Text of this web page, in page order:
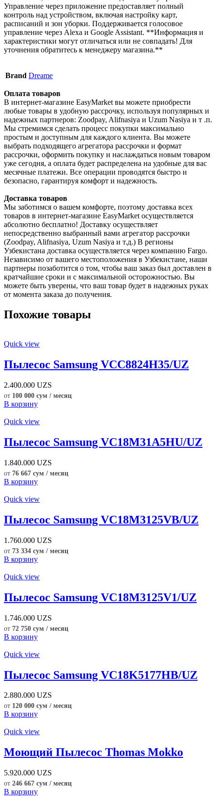
Управление через приложение предоставляет полный
контроль над устройством, включая настройку карт,
расписаний и зон уборки. Поддерживается голосовое
управление через Alexa и Google Assistant. **Информация и
характеристики могут отличаться или не совпадать! Для
уточнения обратитесь к менеджеру магазина.**
Brand Dreame
Оплата товаров
В интернет-магазине EasyMarket вы можете приобрести
любые товары в удобную рассрочку, используя популярных и
надежных партнеров: Zoodpay, Alifnasiya и Uzum Nasiya и т .п.
Мы стремимся сделать процесс покупки максимально
простым и доступным для каждого клиента. Вы можете
выбрать подходящего агрегатора рассрочки и формат
рассрочки, оформить покупку и наслаждаться новым товаром
уже сегодня, а оплата будет распределена на удобные для вас
месячные платежи. Все операции проводятся быстро и
безопасно, гарантируя комфорт и надежность.
Доставка товаров
Мы заботимся о вашем комфорте, поэтому доставка всех
товаров в интернет-магазине EasyMarket осуществляется
абсолютно бесплатно! Доставку осуществляет
непосредственно выбранный вами агрегатор рассрочки
(Zoodpay, Alifnasiya, Uzum Nasiya и т.д.) В регионы
Узбекистана доставка осуществляется через компанию Fargo.
Независимо от вашего местоположения в Узбекистане, наши
партнеры позаботится о том, чтобы ваш заказ был доставлен в
кратчайшие сроки и с максимальной осторожностью. Вы
можете быть уверены, что ваш товар будет в надежных руках
от момента заказа до получения.
Похожие товары
Quick view
Пылесос Samsung VCC8824H35/UZ
2.400.000 UZS
от 100 000 сум / месяц
В корзину
Quick view
Пылесос Samsung VC18M31A5HU/UZ
1.840.000 UZS
от 76 667 сум / месяц
В корзину
Quick view
Пылесос Samsung VC18M3125VB/UZ
1.760.000 UZS
от 73 334 сум / месяц
В корзину
Quick view
Пылесос Samsung VC18M3125V1/UZ
1.746.000 UZS
от 72 750 сум / месяц
В корзину
Quick view
Пылесос Samsung VC18K5177HB/UZ
2.880.000 UZS
от 120 000 сум / месяц
В корзину
Quick view
Моющий Пылесос Thomas Mokko
5.920.000 UZS
от 246 667 сум / месяц
В корзину